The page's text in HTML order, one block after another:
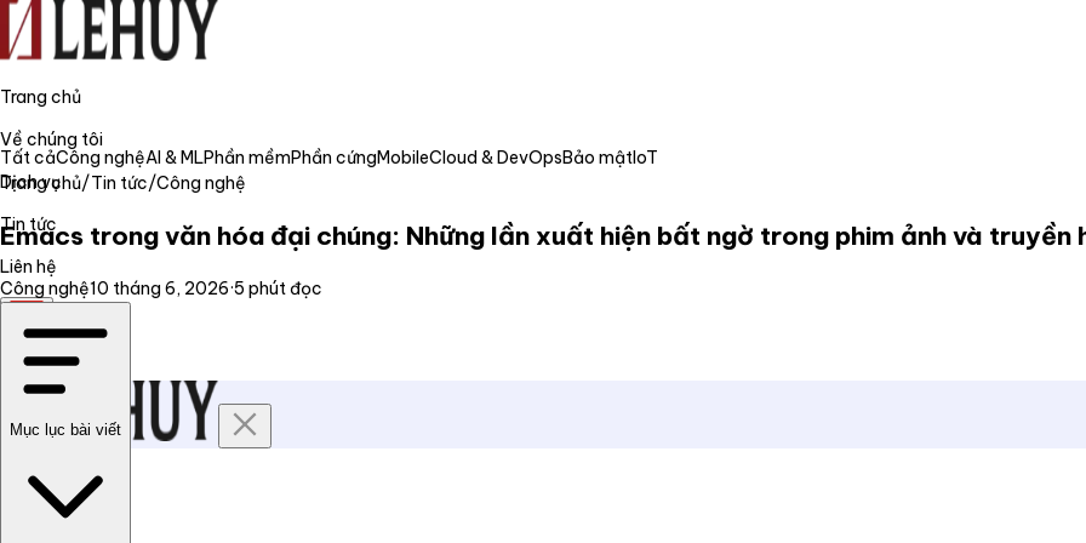
Trang chủ
Về chúng tôi
Dịch vụ
Tin tức
Liên hệ
Trang chủ
Về chúng tôi
Tất cảCông nghệAI & MLPhần mềmPhần cứngMobileCloud & DevOpsBảo mậtIoT
Trang chủ/Tin tức/Công nghệ
Emacs trong văn hóa đại chúng: Những lần xuất hiện bất ngờ trong phim ảnh và truyền
Công nghệ10 tháng 6, 2026·5 phút đọc
Mục lục bài viết